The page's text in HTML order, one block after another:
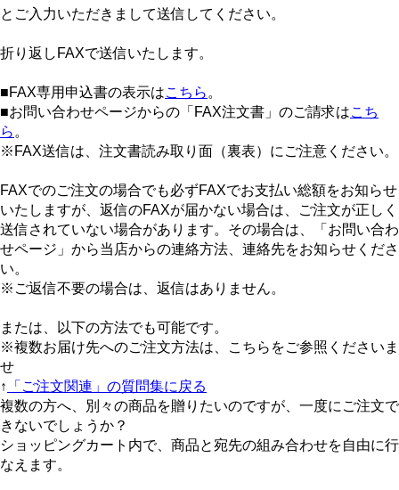
とご入力いただきまして送信してください。
折り返しFAXで送信いたします。
■FAX専用申込書の表示はこちら 。
■お問い合わせページからの「FAX注文書」のご請求はこち
ら 。
※FAX送信は、注文書読み取り面（裏表）にご注意ください。
FAXでのご注文の場合でも必ずFAXでお支払い総額をお知らせ
いたしますが、返信のFAXが届かない場合は、ご注文が正しく
送信されていない場合があります。その場合は、「お問い合わ
せページ」から当店からの連絡方法、連絡先をお知らせくださ
い。
※ご返信不要の場合は、返信はありません。
または、以下の方法でも可能です。
※複数お届け先へのご注文方法は、こちらをご参照くださいま
せ
↑
「ご注文関連」の質問集に戻る
複数の方へ、別々の商品を贈りたいのですが、一度にご注文で
きないでしょうか？
ショッピングカート内で、商品と宛先の組み合わせを自由に行
なえます。